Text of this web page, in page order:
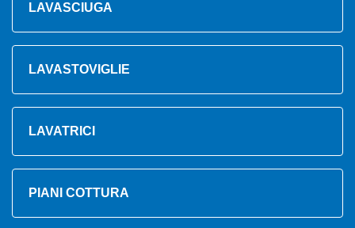
LAVASCIUGA
LAVASTOVIGLIE
LAVATRICI
PIANI COTTURA